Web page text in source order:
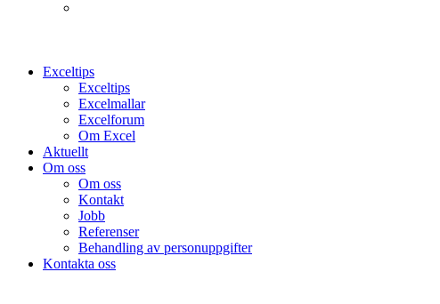
Exceltips
Exceltips
Excelmallar
Excelforum
Om Excel
Aktuellt
Om oss
Om oss
Kontakt
Jobb
Referenser
Behandling av personuppgifter
Kontakta oss